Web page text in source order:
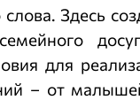
Здесь
для
– от